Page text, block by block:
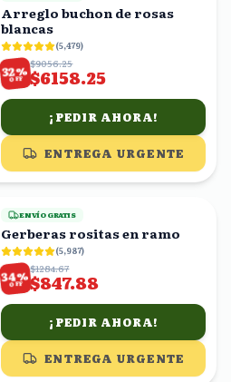
Arreglo buchon de rosas
blancas
(5,479)
32%
OFF
$9056.25
$6158.25
¡PEDIR AHORA!
ENTREGA URGENTE
ENVÍO GRATIS
Gerberas rositas en ramo
(5,987)
34%
OFF
$1284.67
$847.88
¡PEDIR AHORA!
ENTREGA URGENTE